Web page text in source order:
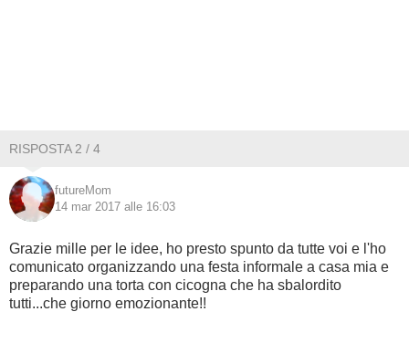
RISPOSTA 2 / 4
futureMom
14 mar 2017 alle 16:03
Grazie mille per le idee, ho presto spunto da tutte voi e l'ho
comunicato organizzando una festa informale a casa mia e
preparando una torta con cicogna che ha sbalordito
tutti...che giorno emozionante!!